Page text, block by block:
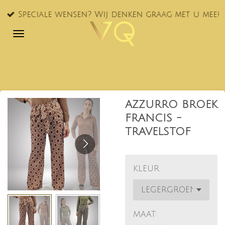
Ga
naar
Speciale wensen? Wij denken graag met u mee!
AZZURRO BROEK
FRANCIS -
TRAVELSTOF
KLEUR
MAAT: